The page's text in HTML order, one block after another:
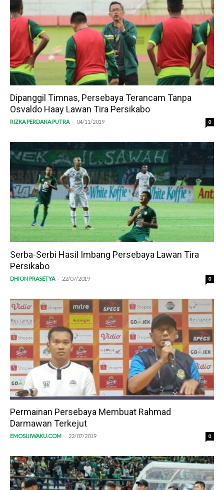
Dipanggil Timnas, Persebaya Terancam Tanpa
Osvaldo Haay Lawan Tira Persikabo
RIZKA PERDANA PUTRA - 04/11/2019 0
Serba-Serbi Hasil Imbang Persebaya Lawan Tira
Persikabo
DHION PRASETYA - 22/07/2019 0
Permainan Persebaya Membuat Rahmad
Darmawan Terkejut
EMOSIJIWAKU.COM - 22/07/2019 0